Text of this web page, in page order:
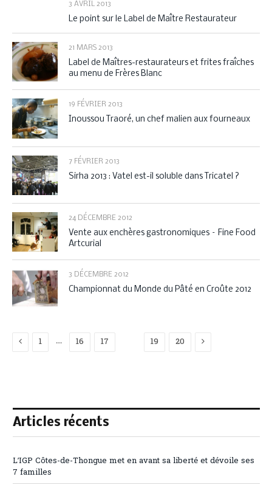
3 AVRIL 2013
Le point sur le Label de Maître Restaurateur
21 MARS 2013
Label de Maîtres-restaurateurs et frites fraîches
au menu de Frères Blanc
19 FÉVRIER 2013
Inoussou Traoré, un chef malien aux fourneaux
7 FÉVRIER 2013
Sirha 2013 : Vatel est-il soluble dans Tricatel ?
24 DÉCEMBRE 2012
Vente aux enchères gastronomiques – Fine Food
Artcurial
3 DÉCEMBRE 2012
Championnat du Monde du Pâté en Croûte 2012
Previous
1 … 16 17 19 20 Next
Articles récents
L’IGP Côtes-de-Thongue met en avant sa liberté et dévoile ses
7 familles